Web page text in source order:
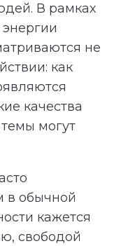
В рамках
не
как
качества
могут
в обычной
кажется
свободой